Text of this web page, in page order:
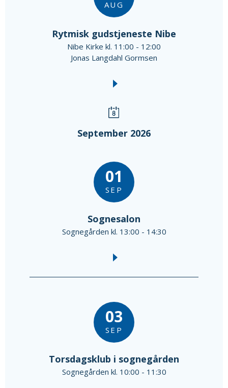
AUG
Rytmisk gudstjeneste Nibe
Nibe Kirke kl. 11:00 - 12:00
Jonas Langdahl Gormsen
September 2026
01
SEP
Sognesalon
Sognegården kl. 13:00 - 14:30
03
SEP
Torsdagsklub i sognegården
Sognegården kl. 10:00 - 11:30